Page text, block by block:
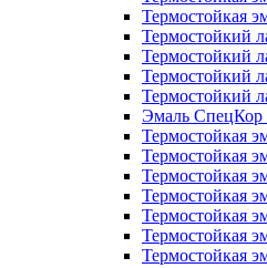
Термостойкая
Термостойкий
Термостойкий
Термостойкий
Термостойкий
Эмаль СпецКор
Термостойкая
Термостойкая
Термостойкая
Термостойкая
Термостойкая
Термостойкая
Термостойкая